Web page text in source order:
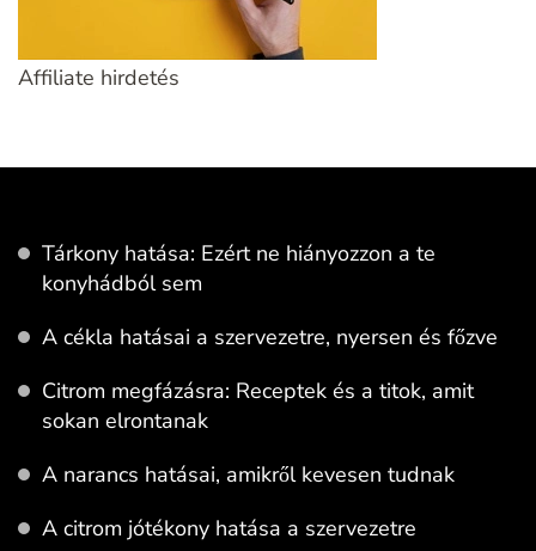
Affiliate hirdetés
Tárkony hatása: Ezért ne hiányozzon a te
konyhádból sem
A cékla hatásai a szervezetre, nyersen és főzve
Citrom megfázásra: Receptek és a titok, amit
sokan elrontanak
A narancs hatásai, amikről kevesen tudnak
A citrom jótékony hatása a szervezetre